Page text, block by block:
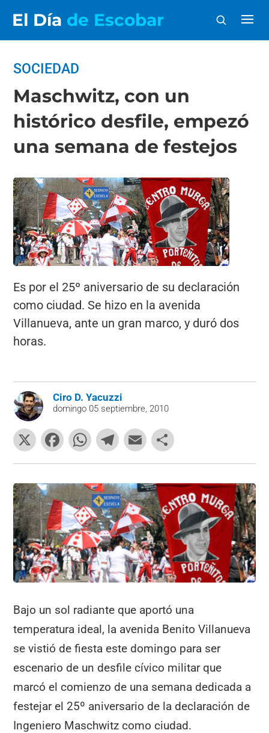
El Día de Escobar
SOCIEDAD
Maschwitz, con un
histórico desfile, empezó
una semana de festejos
Es por el 25º aniversario de su declaración
como ciudad. Se hizo en la avenida
Villanueva, ante un gran marco, y duró dos
horas.
Ciro D. Yacuzzi
domingo 05 septiembre, 2010
X
F
a
c
e
b
o
o
k
W
h
at
s
A
p
p
T
el
e
gr
a
m
E
m
ai
l
o
m
p
ar
tir
Bajo un sol radiante que aportó una
temperatura ideal, la avenida Benito Villanueva
se vistió de fiesta este domingo para ser
escenario de un desfile cívico militar que
marcó el comienzo de una semana dedicada a
festejar el 25º aniversario de la declaración de
Ingeniero Maschwitz como ciudad.